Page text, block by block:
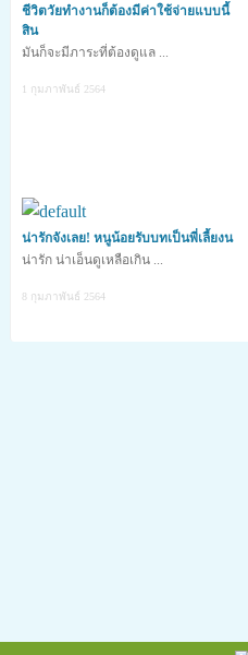
ชีวิตวัยทำงานก็ต้องมีค่าใช้จ่ายแบบนี้
สิน
มันก็จะมีภาระที่ต้องดูแล ...
1 กุมภาพันธ์ 2564
น่ารักจังเลย! หนูน้อยรับบทเป็นพี่เลี้ยงน
น่ารัก น่าเอ็นดูเหลือเกิน ...
8 กุมภาพันธ์ 2564